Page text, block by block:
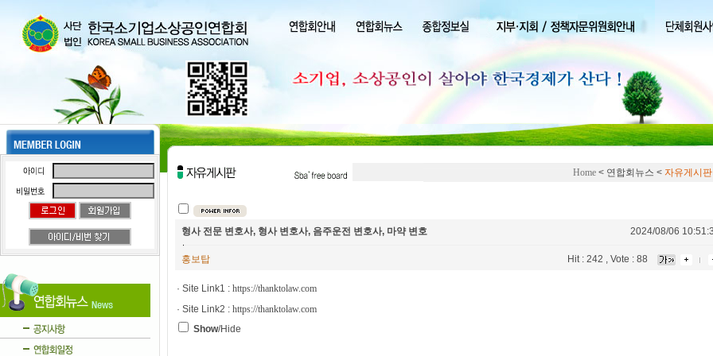
Home < 연합회뉴스 < 자유게시판
형사 전문 변호사, 형사 변호사, 음주운전 변호사, 마약 변호 2024/08/06
홍보탑 Hit : 242 , Vote : 88
· Site Link1 : https://thanktolaw.com
· Site Link2 : https://thanktolaw.com
Show/Hide